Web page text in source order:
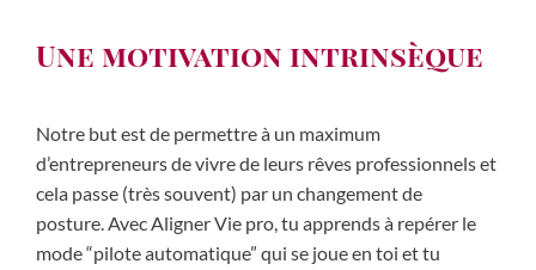
Une motivation intrinsèque
Notre but est de permettre à un maximum
d’entrepreneurs de vivre de leurs rêves professionnels et
cela passe (très souvent) par un changement de
posture. Avec Aligner Vie pro, tu apprends à repérer le
mode “pilote automatique” qui se joue en toi et tu